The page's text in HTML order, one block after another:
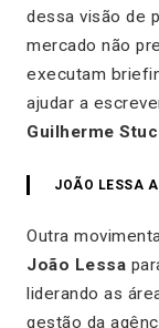
dessa visão de
mercado não
executam
ajudar a
Guilherme
JOÃO LESSA
Outra
João Lessa
liderando as
gestão da